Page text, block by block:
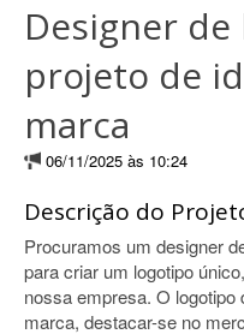
Designer
projeto de
marca
06/11/2025 às 10:24
Descrição do
Procuramos um designer
para criar um logotipo
nossa empresa. O
marca, destacar-se no